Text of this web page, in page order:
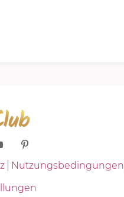
Nutzungsbedingungen